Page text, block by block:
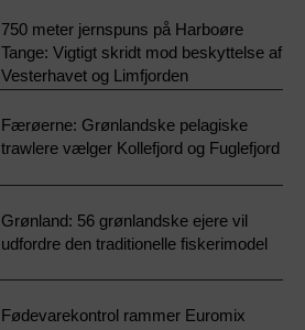
750 meter jernspuns på Harboøre
Tange: Vigtigt skridt mod beskyttelse af
Vesterhavet og Limfjorden
Færøerne: Grønlandske pelagiske
trawlere vælger Kollefjord og Fuglefjord
Grønland: 56 grønlandske ejere vil
udfordre den traditionelle fiskerimodel
Fødevarekontrol rammer Euromix